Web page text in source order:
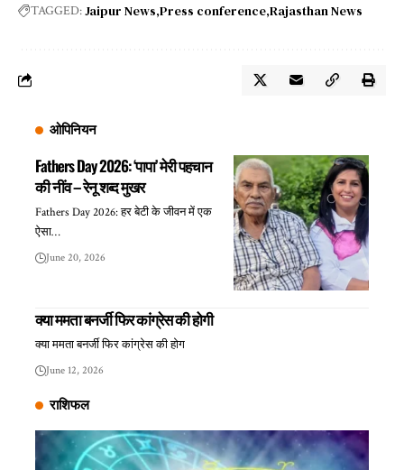
TAGGED:Jaipur News Press conference Rajasthan News
ओपिनियन
Fathers Day 2026: ‘पापा’ मेरी पहचान
की नींव – रेनू शब्द मुखर
Fathers Day 2026: हर बेटी के जीवन में एक
ऐसा…
June 20, 2026
क्या ममता बनर्जी फिर कांग्रेस की होगी
क्या ममता बनर्जी फिर कांग्रेस की होग
June 12, 2026
राशिफल